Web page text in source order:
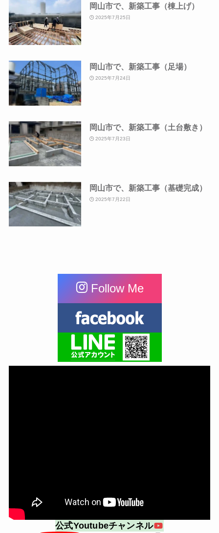
岡山市で、新築工事（棟上げ）
2025年7月25日
岡山市で、新築工事（足場）
2025年7月24日
岡山市で、新築工事（土台敷き）
2025年7月23日
岡山市で、新築工事（基礎完成）
2025年7月22日
Follow Me
公式Youtubeチャンネル